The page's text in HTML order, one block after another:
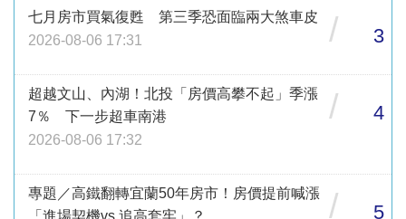
七月房市買氣復甦 第三季恐面臨兩大煞車皮
2026-08-06 17:31
/ 3
超越文山、內湖！北投「房價高攀不起」季漲
7％ 下一步超車南港
2026-08-06 17:32
/ 4
專題／高鐵翻轉宜蘭50年房市！房價提前喊漲
「進場契機vs.追高套牢」？
/ 5